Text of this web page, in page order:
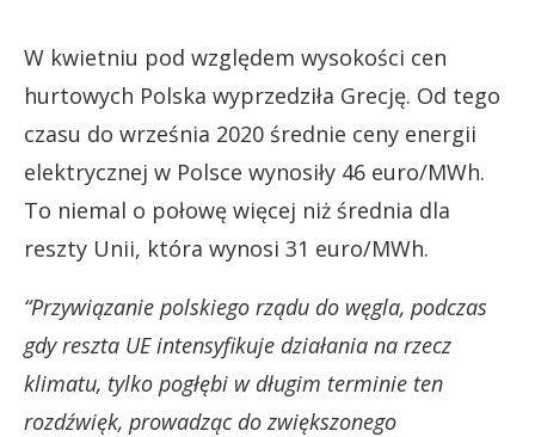
W kwietniu pod względem wysokości cen
hurtowych Polska wyprzedziła Grecję. Od tego
czasu do września 2020 średnie ceny energii
elektrycznej w Polsce wynosiły 46 euro/MWh.
To niemal o połowę więcej niż średnia dla
reszty Unii, która wynosi 31 euro/MWh.
“Przywiązanie polskiego rządu do węgla, podczas
gdy reszta UE intensyfikuje działania na rzecz
klimatu, tylko pogłębi w długim terminie ten
rozdźwięk, prowadząc do zwiększonego